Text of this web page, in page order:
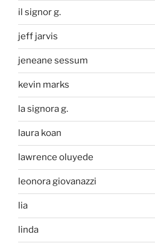
il signor g.
jeff jarvis
jeneane sessum
kevin marks
la signora g.
laura koan
lawrence oluyede
leonora giovanazzi
lia
linda